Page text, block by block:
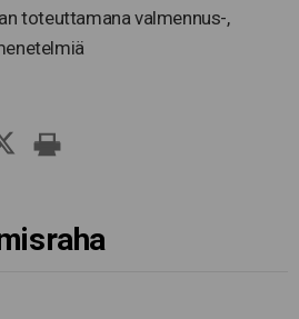
toteuttamana valmennus-,